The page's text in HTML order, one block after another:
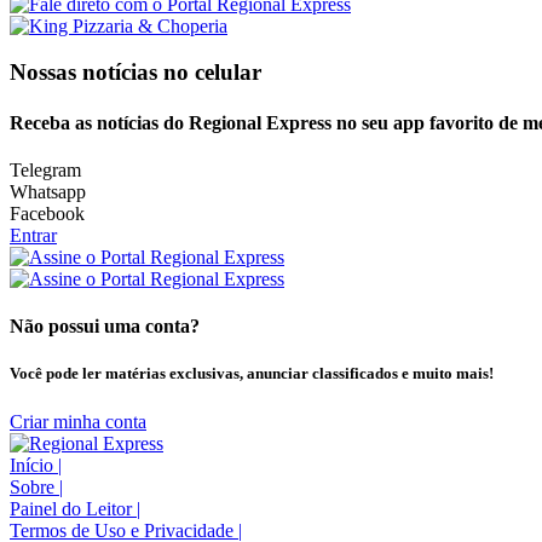
Nossas notícias no celular
Receba as notícias do Regional Express no seu app favorito de
Telegram
Whatsapp
Facebook
Entrar
Não possui uma conta?
Você pode ler matérias exclusivas, anunciar classificados e muito mais!
Criar minha conta
Início |
Sobre |
Painel do Leitor |
Termos de Uso e Privacidade |